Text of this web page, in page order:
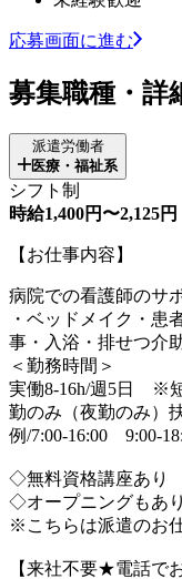
応募画面に進む
募集職種・詳
派遣労働者
医療・福祉系
シフト制
時給1,400円〜2,125円
【お仕事内容】
病院での看護師のサ
・ベッドメイク・患
事・入浴・排せつ介
＜勤務時間＞
実働8-16h/週5日 ※
勤のみ（夜勤のみ）
例/7:00-16:00 9:00-
◇無料資格講座あり
◇オープニングもあり
※こちらは派遣のお
【来社不要★電話で